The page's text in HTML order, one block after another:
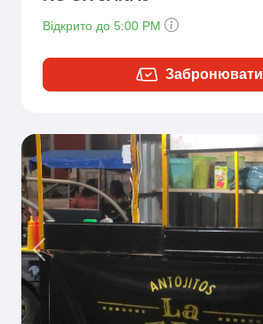
Відкрито до 5:00 PM
Забронювати
Previous